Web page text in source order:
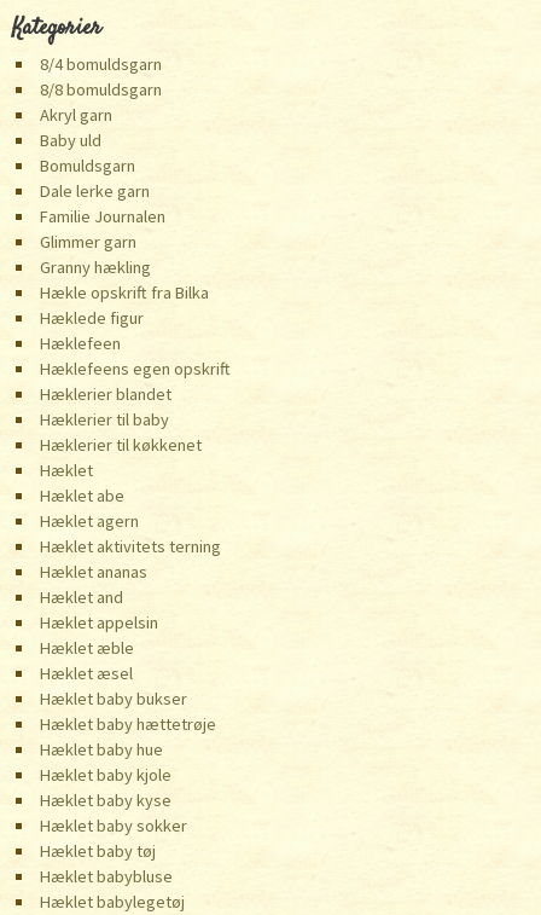
Kategorier
8/4 bomuldsgarn
8/8 bomuldsgarn
Akryl garn
Baby uld
Bomuldsgarn
Dale lerke garn
Familie Journalen
Glimmer garn
Granny hækling
Hækle opskrift fra Bilka
Hæklede figur
Hæklefeen
Hæklefeens egen opskrift
Hæklerier blandet
Hæklerier til baby
Hæklerier til køkkenet
Hæklet
Hæklet abe
Hæklet agern
Hæklet aktivitets terning
Hæklet ananas
Hæklet and
Hæklet appelsin
Hæklet æble
Hæklet æsel
Hæklet baby bukser
Hæklet baby hættetrøje
Hæklet baby hue
Hæklet baby kjole
Hæklet baby kyse
Hæklet baby sokker
Hæklet baby tøj
Hæklet babybluse
Hæklet babylegetøj